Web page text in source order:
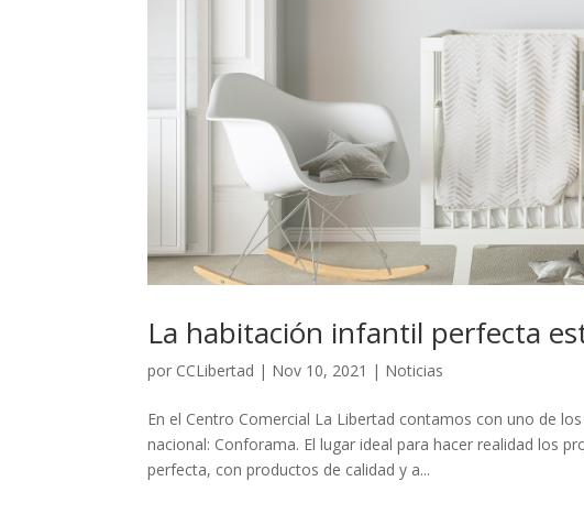
La habitación infantil perfecta
por CCLibertad | Nov 10, 2021 | Noticias
En el Centro Comercial La Libertad contamos con uno de
nacional: Conforama. El lugar ideal para hacer realidad los
perfecta, con productos de calidad y a...